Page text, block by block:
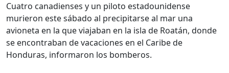
Cuatro canadienses y un piloto estadounidense
murieron este sábado al precipitarse al mar una
avioneta en la que viajaban en la isla de Roatán, donde
se encontraban de vacaciones en el Caribe de
Honduras, informaron los bomberos.